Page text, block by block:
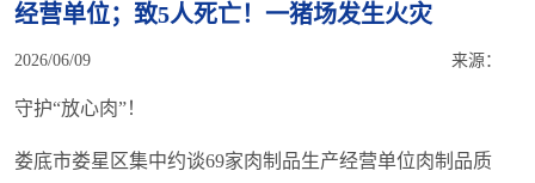
经营单位；致5人死亡！一猪场发生火灾
2026/06/09 来源：
守护“放心肉”！
娄底市娄星区集中约谈69家肉制品生产经营单位肉制品质